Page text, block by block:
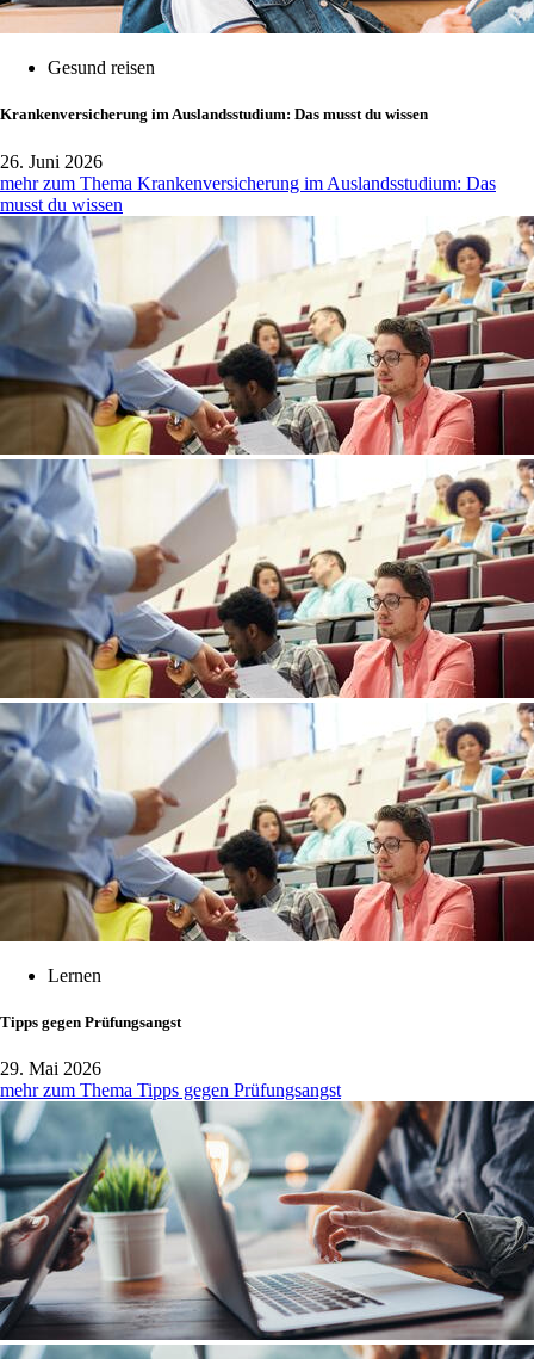
Gesund reisen
Krankenversicherung im Auslandsstudium: Das musst du wissen
26. Juni 2026
mehr zum Thema Krankenversicherung im Auslandsstudium: Das
musst du wissen
Lernen
Tipps gegen Prüfungsangst
29. Mai 2026
mehr zum Thema Tipps gegen Prüfungsangst